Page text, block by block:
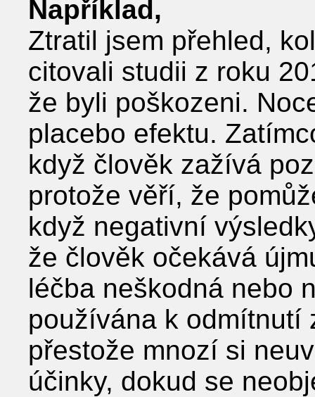
Například,
Ztratil jsem přehled,
citovali studii z roku
že byli poškozeni.
placebo efektu.
když člověk zažívá
protože věří, že
když negativní
že člověk očekává
léčba neškodná nebo
používána k odmítnutí
přestože mnozí si
účinky, dokud se